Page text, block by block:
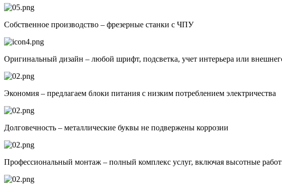
Собственное производство – фрезерные станки с ЧПУ
Оригинальный дизайн – любой шрифт, подсветка, учет интерьера или
Экономия – предлагаем блоки питания с низким потреблением электричества
Долговечность – металлические буквы не подвержены коррозии
Профессиональный монтаж – полный комплекс услуг, включая высотные